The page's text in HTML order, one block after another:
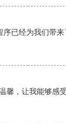
已经为我们带来
馨，让我能够感